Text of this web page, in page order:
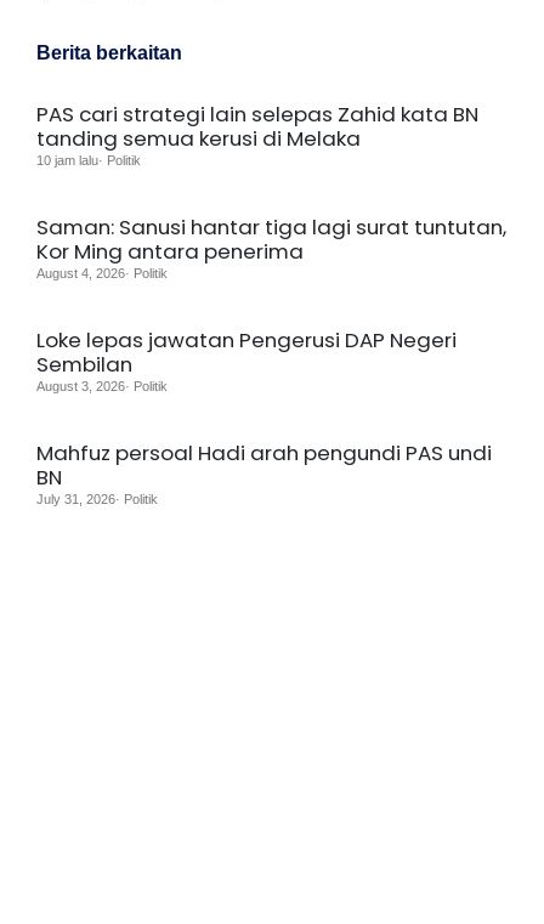
Berita berkaitan
PAS cari strategi lain selepas Zahid kata BN
tanding semua kerusi di Melaka
10 jam lalu· Politik
Saman: Sanusi hantar tiga lagi surat tuntutan,
Kor Ming antara penerima
August 4, 2026· Politik
Loke lepas jawatan Pengerusi DAP Negeri
Sembilan
August 3, 2026· Politik
Mahfuz persoal Hadi arah pengundi PAS undi
BN
July 31, 2026· Politik